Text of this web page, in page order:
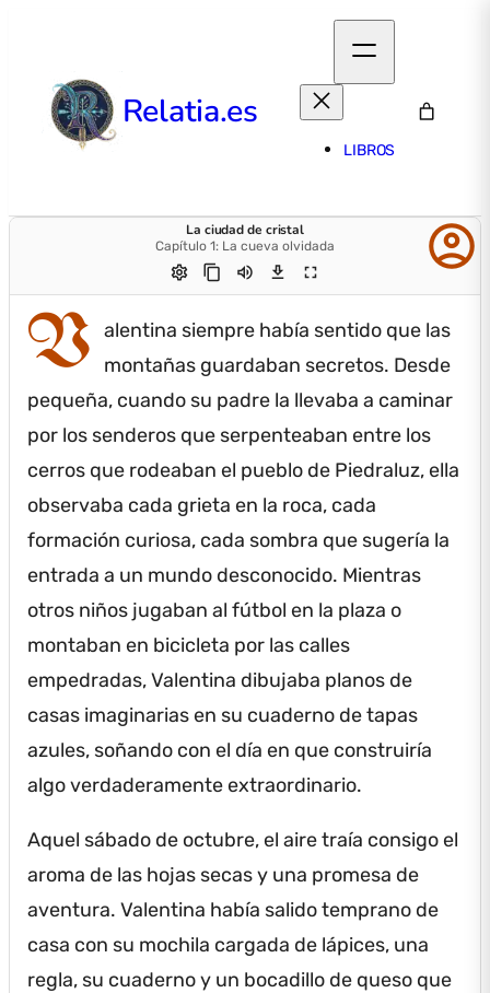
Relatia.es
LIBROS
La ciudad de cristal
Capítulo 1: La cueva olvidada
settings content_copy volume_up download fullscreen
V alentina siempre había sentido que las
montañas guardaban secretos. Desde
pequeña, cuando su padre la llevaba a caminar
por los senderos que serpenteaban entre los
cerros que rodeaban el pueblo de Piedraluz, ella
observaba cada grieta en la roca, cada
formación curiosa, cada sombra que sugería la
entrada a un mundo desconocido. Mientras
otros niños jugaban al fútbol en la plaza o
montaban en bicicleta por las calles
empedradas, Valentina dibujaba planos de
casas imaginarias en su cuaderno de tapas
azules, soñando con el día en que construiría
algo verdaderamente extraordinario.
Aquel sábado de octubre, el aire traía consigo el
aroma de las hojas secas y una promesa de
aventura. Valentina había salido temprano de
casa con su mochila cargada de lápices, una
regla, su cuaderno y un bocadillo de queso que
account_circle